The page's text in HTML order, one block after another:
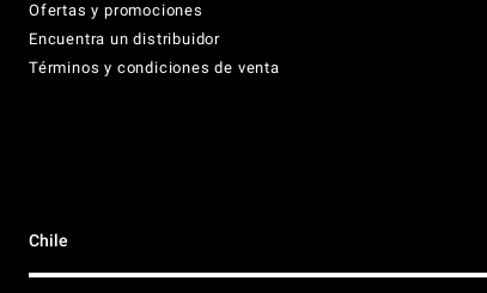
Ofertas y promociones
Encuentra un distribuidor
Términos y condiciones de venta
Chile